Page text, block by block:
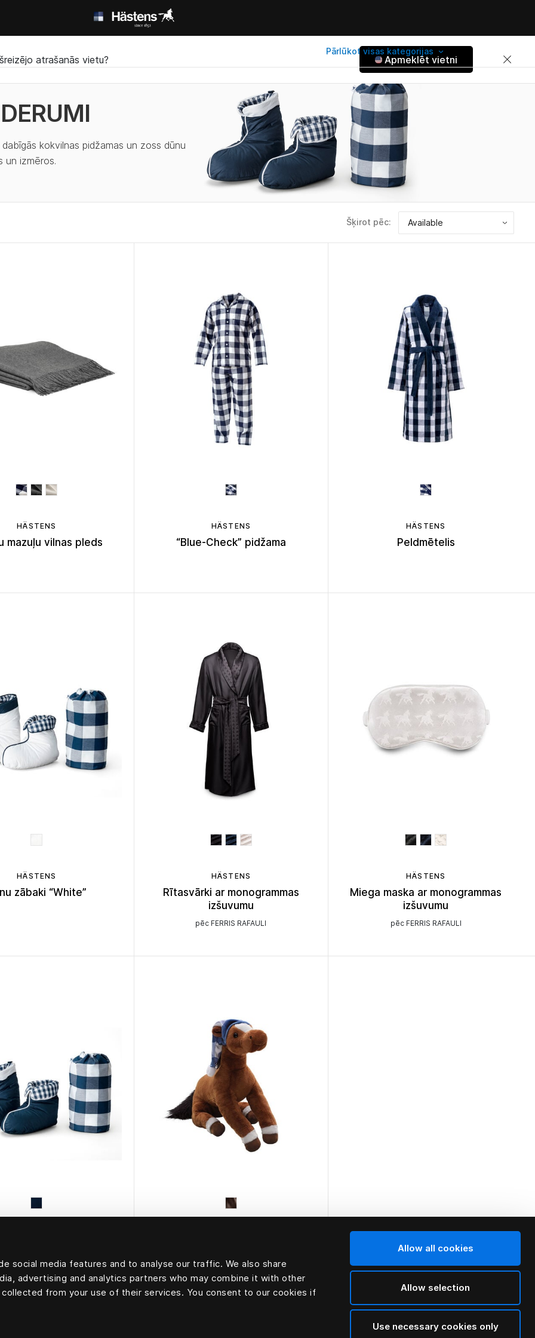
social media features and to analyse our traffic. We also share
advertising and analytics partners who may combine it with other
from your use of their services. You consent to our cookies if
Allow all cookies
Allow selection
Use necessary cookies only
Pārlūkot visas kategorijas
atrašanās vietu? Apmeklēt vietni
kokvilnas pidžamas un zoss dūnu
un izmēros.
Šķirot pēc:
HÄSTENS
mazuļu vilnas pleds
HÄSTENS
“Blue-Check” pidžama
HÄSTENS
Peldmētelis
HÄSTENS
zābaki “White”
HÄSTENS
Rītasvārki ar monogrammas
izšuvumu
pēc FERRIS RAFAULI
HÄSTENS
Miega maska ar monogrammas
izšuvumu
pēc FERRIS RAFAULI